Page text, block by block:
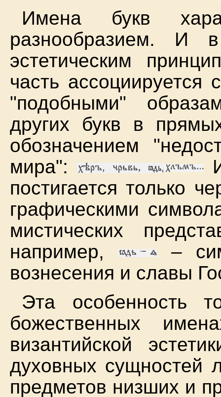
Имена букв
разнообразием. И
эстетическим
часть
"подобными"
других букв в
обозначением
мира":
постигается только
графическими
мистических
например,
–
вознесения и славы
Эта особенность
божественных
византийской
духовных сущностей
предметов низших и